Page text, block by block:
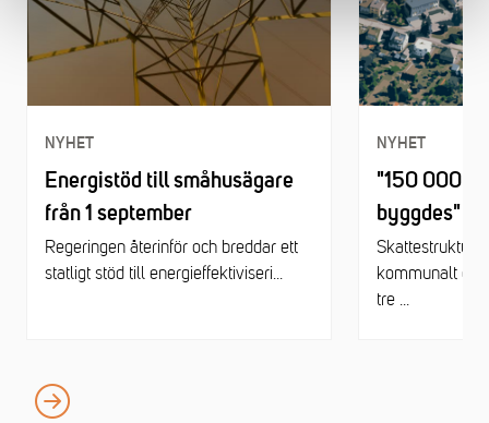
NYHET
Energistöd till småhusägare
från 1 september
Regeringen återinför och breddar ett
statligt stöd till energieffektiviseri...
NYHET
"150 000
byggdes"
Skattestruktur,
kommunalt
tre ...